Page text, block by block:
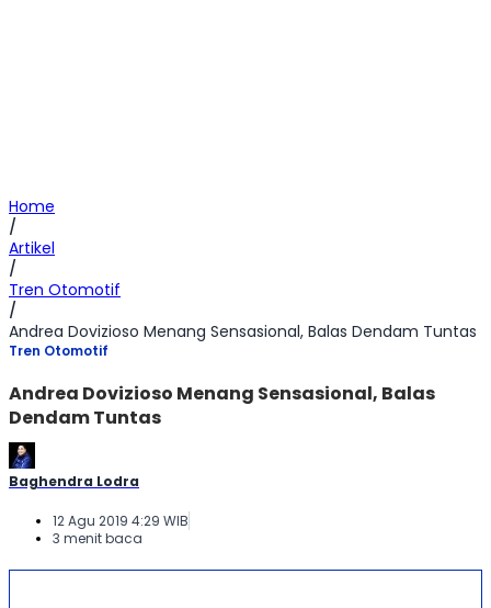
Home
/
Artikel
/
Tren Otomotif
/
Andrea Dovizioso Menang Sensasional, Balas Dendam Tuntas
Tren Otomotif
Andrea Dovizioso Menang Sensasional, Balas
Dendam Tuntas
Baghendra Lodra
12 Agu 2019 4:29 WIB
3 menit baca